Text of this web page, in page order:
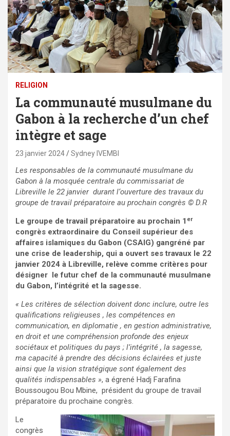
RELIGION
La communauté musulmane du
Gabon à la recherche d’un chef
intègre et sage
23 janvier 2024 Sydney IVEMBI
Les responsables de la communauté musulmane du
Gabon à la mosquée centrale du commissariat de
Libreville le 22 janvier durant l‘ouverture des travaux du
groupe de travail préparatoire au prochain congrès © D.R
Le groupe de travail préparatoire au prochain 1 er
congrès extraordinaire du Conseil supérieur des
affaires islamiques du Gabon (CSAIG) gangréné par
une crise de leadership, qui a ouvert ses travaux le 22
janvier 2024 à Libreville, relève comme critères pour
désigner le futur chef de la communauté musulmane
du Gabon, l’intégrité et la sagesse.
« Les critères de sélection doivent donc inclure, outre les
qualifications religieuses , les compétences en
communication, en diplomatie , en gestion administrative,
en droit et une compréhension profonde des enjeux
sociétaux et politiques du pays ; l’intégrité , la sagesse,
ma capacité à prendre des décisions éclairées et juste
ainsi que la vision stratégique sont également des
qualités indispensables », a égrené Hadj Farafina
Boussougou Bou Mbine, président du groupe de travail
préparatoire du prochaine congrès.
Le
congrès